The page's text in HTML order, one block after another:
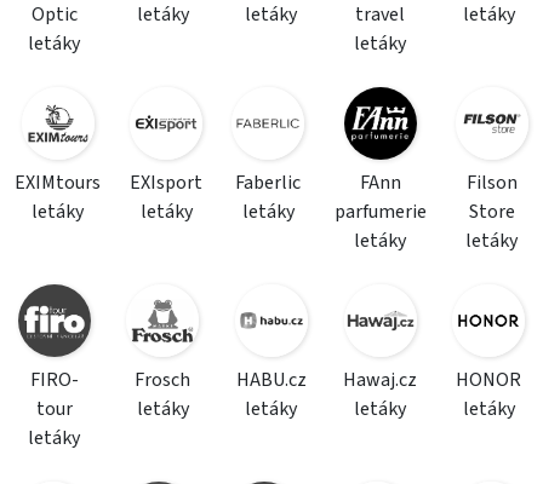
Optic
letáky
letáky
letáky
travel
letáky
letáky
EXIMtours
letáky
EXIsport
letáky
Faberlic
letáky
FAnn
parfumerie
letáky
Filson
Store
letáky
FIRO-
tour
letáky
Frosch
letáky
HABU.cz
letáky
Hawaj.cz
letáky
HONOR
letáky